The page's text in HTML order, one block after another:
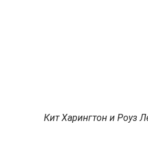
Кит Харингтон и Роуз